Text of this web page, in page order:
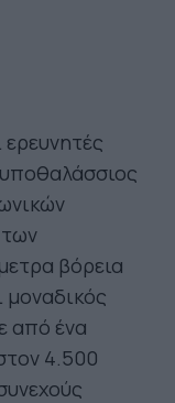
ερευνητές
βόρεια
μοναδικός
από ένα
4.500